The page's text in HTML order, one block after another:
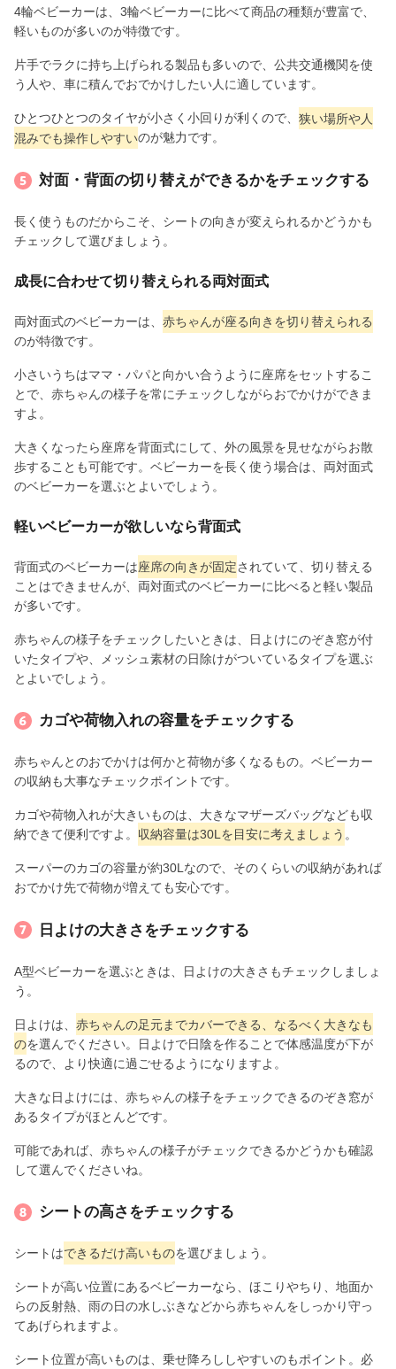
4輪ベビーカーは、3輪ベビーカーに比べて商品の種類が豊富で、
軽いものが多いのが特徴です。
片手でラクに持ち上げられる製品も多いので、公共交通機関を使
う人や、車に積んでおでかけしたい人に適しています。
ひとつひとつのタイヤが小さく小回りが利くので、 狭い場所や人
混みでも操作しやすいのが魅力です。
対面・背面の切り替えができるかをチェックする
長く使うものだからこそ、シートの向きが変えられるかどうかも
チェックして選びましょう。
成長に合わせて切り替えられる両対面式
両対面式のベビーカーは、 赤ちゃんが座る向きを切り替えられる
のが特徴です。
小さいうちはママ・パパと向かい合うように座席をセットするこ
とで、赤ちゃんの様子を常にチェックしながらおでかけができま
すよ。
大きくなったら座席を背面式にして、外の風景を見せながらお散
歩することも可能です。ベビーカーを長く使う場合は、両対面式
のベビーカーを選ぶとよいでしょう。
軽いベビーカーが欲しいなら背面式
背面式のベビーカーは座席の向きが固定されていて、切り替える
ことはできませんが、両対面式のベビーカーに比べると軽い製品
が多いです。
赤ちゃんの様子をチェックしたいときは、日よけにのぞき窓が付
いたタイプや、メッシュ素材の日除けがついているタイプを選ぶ
とよいでしょう。
カゴや荷物入れの容量をチェックする
赤ちゃんとのおでかけは何かと荷物が多くなるもの。ベビーカー
の収納も大事なチェックポイントです。
カゴや荷物入れが大きいものは、大きなマザーズバッグなども収
納できて便利ですよ。 収納容量は30Lを目安に考えましょう 。
スーパーのカゴの容量が約30Lなので、そのくらいの収納があれば
おでかけ先で荷物が増えても安心です。
日よけの大きさをチェックする
A型ベビーカーを選ぶときは、日よけの大きさもチェックしましょ
う。
日よけは、 赤ちゃんの足元までカバーできる、なるべく大きなも
のを選んでください。日よけで日陰を作ることで体感温度が下が
るので、より快適に過ごせるようになりますよ。
大きな日よけには、赤ちゃんの様子をチェックできるのぞき窓が
あるタイプがほとんどです。
可能であれば、赤ちゃんの様子がチェックできるかどうかも確認
して選んでくださいね。
シートの高さをチェックする
シートはできるだけ高いものを選びましょう。
シートが高い位置にあるベビーカーなら、ほこりやちり、地面か
らの反射熱、雨の日の水しぶきなどから赤ちゃんをしっかり守っ
てあげられますよ。
シート位置が高いものは、乗せ降ろししやすいのもポイント。必